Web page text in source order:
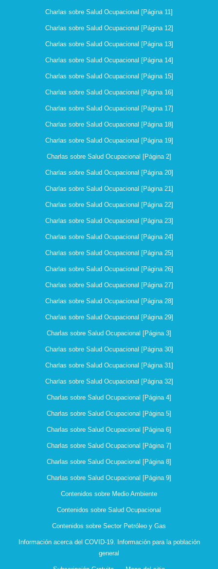
Charlas sobre Salud Ocupacional [Página 11]
Charlas sobre Salud Ocupacional [Página 12]
Charlas sobre Salud Ocupacional [Página 13]
Charlas sobre Salud Ocupacional [Página 14]
Charlas sobre Salud Ocupacional [Página 15]
Charlas sobre Salud Ocupacional [Página 16]
Charlas sobre Salud Ocupacional [Página 17]
Charlas sobre Salud Ocupacional [Página 18]
Charlas sobre Salud Ocupacional [Página 19]
Charlas sobre Salud Ocupacional [Página 2]
Charlas sobre Salud Ocupacional [Página 20]
Charlas sobre Salud Ocupacional [Página 21]
Charlas sobre Salud Ocupacional [Página 22]
Charlas sobre Salud Ocupacional [Página 23]
Charlas sobre Salud Ocupacional [Página 24]
Charlas sobre Salud Ocupacional [Página 25]
Charlas sobre Salud Ocupacional [Página 26]
Charlas sobre Salud Ocupacional [Página 27]
Charlas sobre Salud Ocupacional [Página 28]
Charlas sobre Salud Ocupacional [Página 29]
Charlas sobre Salud Ocupacional [Página 3]
Charlas sobre Salud Ocupacional [Página 30]
Charlas sobre Salud Ocupacional [Página 31]
Charlas sobre Salud Ocupacional [Página 32]
Charlas sobre Salud Ocupacional [Página 4]
Charlas sobre Salud Ocupacional [Página 5]
Charlas sobre Salud Ocupacional [Página 6]
Charlas sobre Salud Ocupacional [Página 7]
Charlas sobre Salud Ocupacional [Página 8]
Charlas sobre Salud Ocupacional [Página 9]
Contenidos sobre Medio Ambiente
Contenidos sobre Salud Ocupacional
Contenidos sobre Sector Petróleo y Gas
Información acerca del COVID-19. Información para la población
general